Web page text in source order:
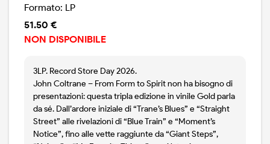
Formato: LP
51.50 €
NON DISPONIBILE
3LP. Record Store Day 2026.
John Coltrane – From Form to Spirit non ha bisogno di
presentazioni: questa tripla edizione in vinile Gold parla
da sé. Dall’ardore iniziale di “Trane’s Blues” e “Straight
Street” alle rivelazioni di “Blue Train” e “Moment’s
Notice”, fino alle vette raggiunte da “Giant Steps”,